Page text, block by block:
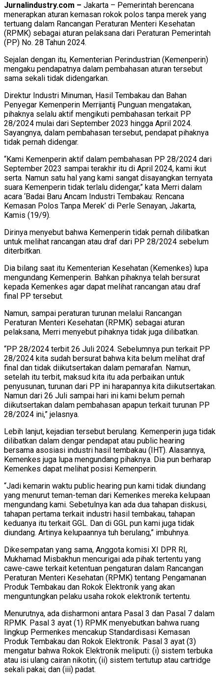
Jurnalindustry.com – Jakarta – Pemerintah berencana
menerapkan aturan kemasan rokok polos tanpa merek yang
tertuang dalam Rancangan Peraturan Menteri Kesehatan
(RPMK) sebagai aturan pelaksana dari Peraturan Pemerintah
(PP) No. 28 Tahun 2024.
Sejalan dengan itu, Kementerian Perindustrian (Kemenperin)
mengaku pendapatnya dalam pembahasan aturan tersebut
sama sekali tidak didengarkan.
Direktur Industri Minuman, Hasil Tembakau dan Bahan
Penyegar Kemenperin Merrijantij Punguan mengatakan,
pihaknya selalu aktif mengikuti pembahasan terkait PP
28/2024 mulai dari September 2023 hingga April 2024.
Sayangnya, dalam pembahasan tersebut, pendapat pihaknya
tidak pernah didengar.
“Kami Kemenperin aktif dalam pembahasan PP 28/2024 dari
September 2023 sampai terakhir itu di April 2024, kami ikut
serta. Namun satu hal yang kami sangat disayangkan ternyata
suara Kemenperin tidak terlalu didengar,” kata Merri dalam
acara ‘Badai Baru Ancam Industri Tembakau: Rencana
Kemasan Polos Tanpa Merek’ di Perle Senayan, Jakarta,
Kamis (19/9).
Dirinya menyebut bahwa Kemenperin tidak pernah dilibatkan
untuk melihat rancangan atau draf dari PP 28/2024 sebelum
diterbitkan.
Dia bilang saat itu Kementerian Kesehatan (Kemenkes) lupa
mengundang Kemenperin. Bahkan pihaknya telah bersurat
kepada Kemenkes agar dapat melihat rancangan atau draf
final PP tersebut.
Namun, sampai peraturan turunan melalui Rancangan
Peraturan Menteri Kesehatan (RPMK) sebagai aturan
pelaksana, Merri menyebut pihaknya tidak juga dilibatkan.
“PP 28/2024 terbit 26 Juli 2024. Sebelumnya pun terkait PP
28/2024 kita sudah bersurat bahwa kita belum melihat draf
final dan tidak diikutsertakan dalam pemarafan. Namun,
setelah itu terbit, maksud kita itu ada perbaikan untuk
penyusunan, turunan dari PP ini harapannya kita diikutsertakan.
Namun dari 26 Juli sampai hari ini kami belum pernah
diikutsertakan dalam pembahasan apapun terkait turunan PP
28/2024 ini,” jelasnya.
Lebih lanjut, kejadian tersebut berulang. Kemenperin juga tidak
dilibatkan dalam dengar pendapat atau public hearing
bersama asosiasi industri hasil tembakau (IHT). Alasannya,
Kemenkes juga lupa mengundang pihaknya. Dia pun berharap
Kemenkes dapat melihat posisi Kemenperin.
“Jadi kemarin waktu public hearing pun kami tidak diundang
yang menurut teman-teman dari Kemenkes mereka kelupaan
mengundang kami. Sebetulnya kan ada dua tahapan diskusi,
tahapan pertama terkait industri hasil tembakau, tahapan
keduanya itu terkait GGL. Dan di GGL pun kami juga tidak
diundang. Artinya kelupaannya tuh berulang,” imbuhnya.
Dikesempatan yang sama, Anggota komisi XI DPR RI,
Mukhamad Misbakhun mencurigai ada pihak tertentu yang
cawe-cawe terkait ketentuan pengaturan dalam Rancangan
Peraturan Menteri Kesehatan (RPMK) tentang Pengamanan
Produk Tembakau dan Rokok Elektronik yang akan
menguntungkan pelaku usaha rokok elektronik tertentu.
Menurutnya, ada disharmoni antara Pasal 3 dan Pasal 7 dalam
RPMK. Pasal 3 ayat (1) RPMK menyebutkan bahwa ruang
lingkup Permenkes mencakup Standardisasi Kemasan
Produk Tembakau dan Rokok Elektronik. Pasal 3 ayat (3)
mengatur bahwa Rokok Elektronik meliputi: (i) sistem terbuka
atau isi ulang cairan nikotin; (ii) sistem tertutup atau cartridge
sekali pakai; dan (iii) padat.